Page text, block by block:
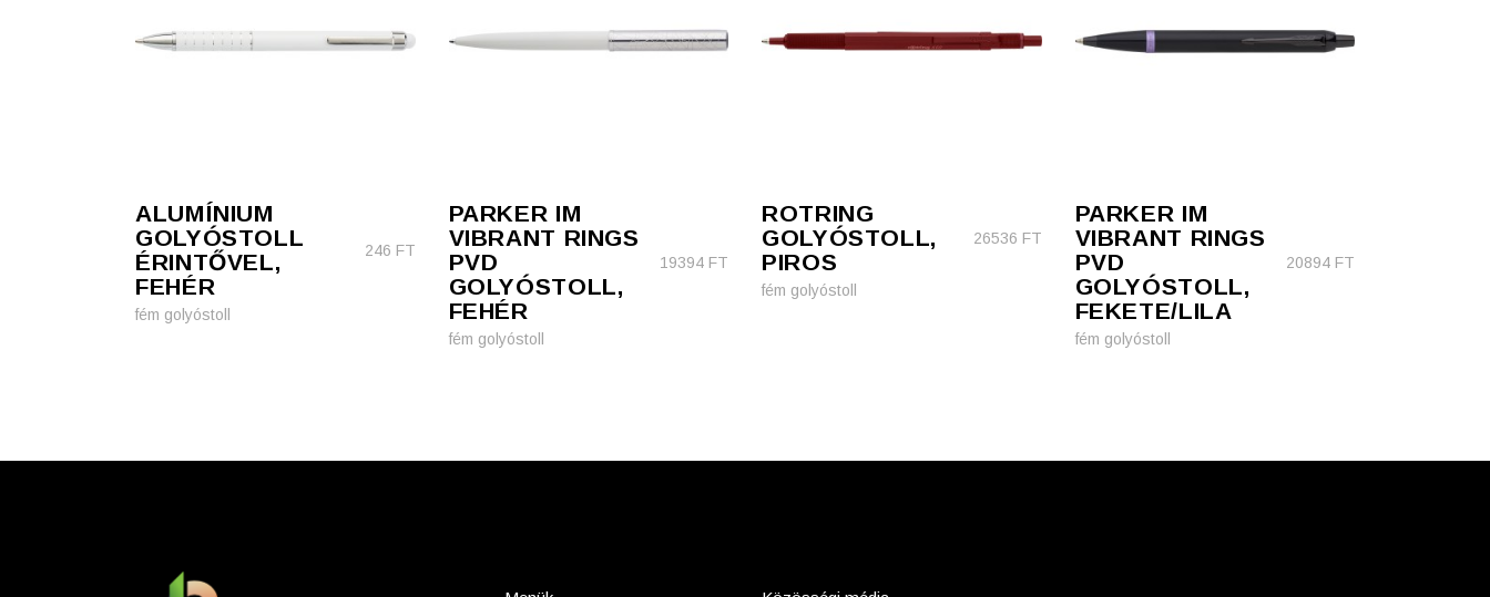
ALUMÍNIUM
GOLYÓSTOLL
ÉRINTŐVEL,
FEHÉR
246 FT
fém golyóstoll
PARKER IM
VIBRANT RINGS
PVD
GOLYÓSTOLL,
FEHÉR
19394 FT
fém golyóstoll
ROTRING
GOLYÓSTOLL,
PIROS
26536 FT
fém golyóstoll
PARKER IM
VIBRANT RINGS
PVD
GOLYÓSTOLL,
FEKETE/LILA
20894 FT
fém golyóstoll